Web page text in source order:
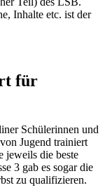
Inhalte etc. ist der
für
Schülerinnen und
Jugend trainiert
jeweils die beste
3 gab es sogar die
zu qualifizieren.